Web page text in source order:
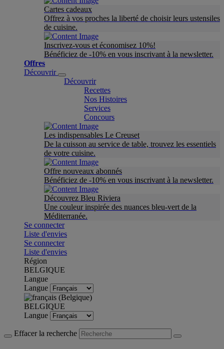
Cartes cadeaux
Offrez à vos proches la liberté de choisir leurs ustensiles
de cuisine.
Inscrivez-vous et économisez 10%!
Bénéficiez de -10% en vous inscrivant à la newsletter.
Offres
Découvrir
Découvrir
Recettes
Nos Histoires
Services
Concours
Les indispensables Le Creuset
De la cuisson au service de table, trouvez les essentiels
de votre cuisine.
Offre nouveaux abonnés
Bénéficiez de -10% en vous inscrivant à la newsletter.
Découvrez Bleu Riviera
Une couleur inspirée des nuances bleu-vert de la
Méditerranée.
Se connecter
Liste d'envies
Se connecter
Liste d'envies
Région
BELGIQUE
Langue
Langue
BELGIQUE
Langue
Effacer la recherche